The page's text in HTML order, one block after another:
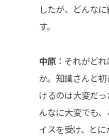
したが、どんな
す。
中原 ：それがど
か。知識さんと
けるのは大変だ
んなに大変でも
イスを受け、と